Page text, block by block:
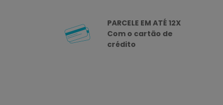
PARCELE EM ATÉ 12X
Com o cartão de
crédito